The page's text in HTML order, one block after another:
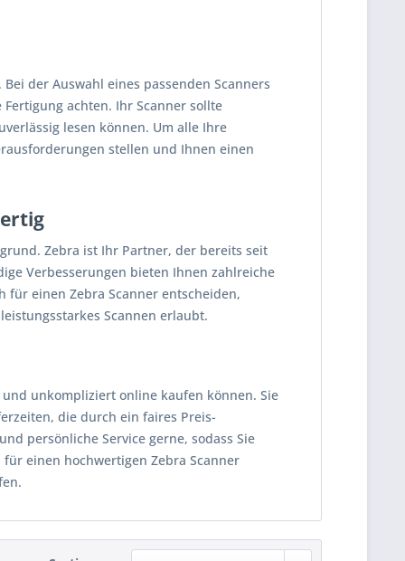
der Auswahl eines passenden Scanners
achten. Ihr Scanner sollte
lesen können. Um alle Ihre
stellen und Ihnen einen
Zebra ist Ihr Partner, der bereits seit
Verbesserungen bieten Ihnen zahlreiche
für einen Zebra Scanner entscheiden,
Scannen erlaubt.
unkompliziert online kaufen können. Sie
die durch ein faires Preis-
persönliche Service gerne, sodass Sie
einen hochwertigen Zebra Scanner